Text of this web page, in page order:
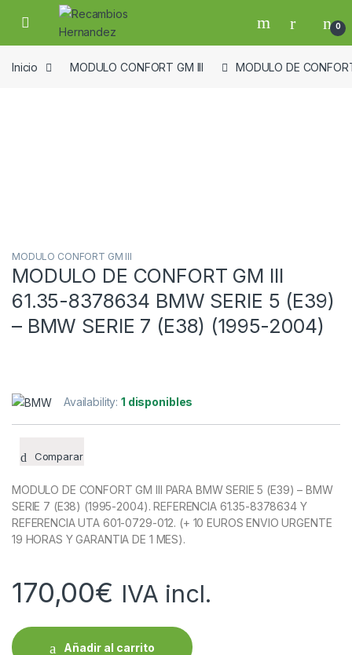
Skip to navigation
Skip to content
Open 0
Inicio MODULO CONFORT GM III MODULO DE
MODULO CONFORT GM III
MODULO DE CONFORT GM III
61.35-8378634 BMW SERIE 5 (E39)
– BMW SERIE 7 (E38) (1995-2004)
Availability:1 disponibles
Comparar
MODULO DE CONFORT GM III PARA BMW SERIE 5 (E39) – BMW
SERIE 7 (E38) (1995-2004). REFERENCIA 61.35-8378634 Y
REFERENCIA UTA 601-0729-012. (+ 10 EUROS ENVIO URGENTE
19 HORAS Y GARANTIA DE 1 MES).
170,00€ IVA incl.
Añadir al carrito